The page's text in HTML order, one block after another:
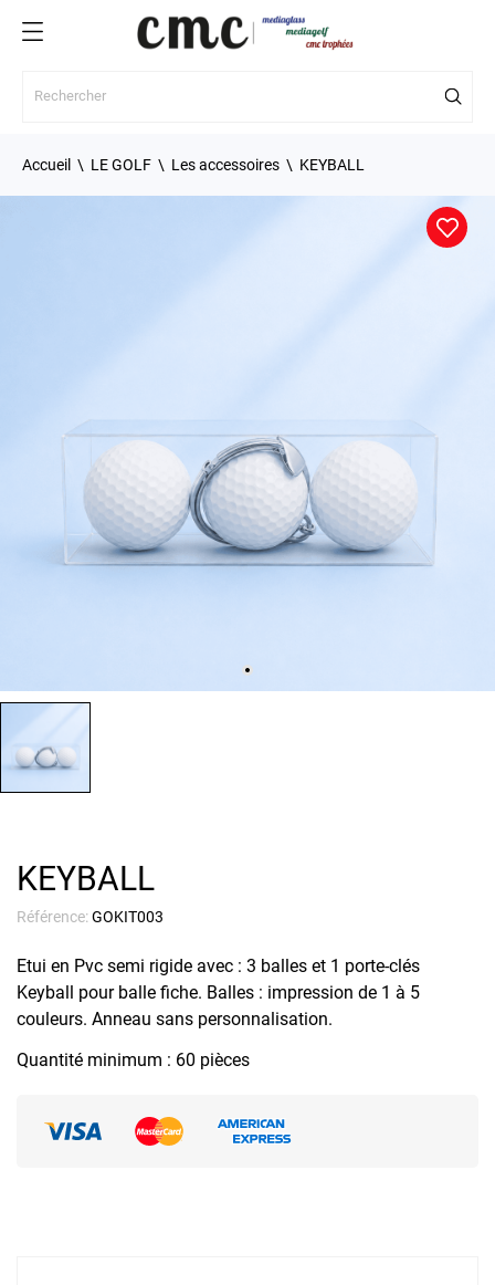
Accueil LE GOLF Les accessoires KEYBALL
KEYBALL
Référence:GOKIT003
Etui en Pvc semi rigide avec : 3 balles et 1 porte-clés
Keyball pour balle fiche. Balles : impression de 1 à 5
couleurs. Anneau sans personnalisation.
Quantité minimum : 60 pièces